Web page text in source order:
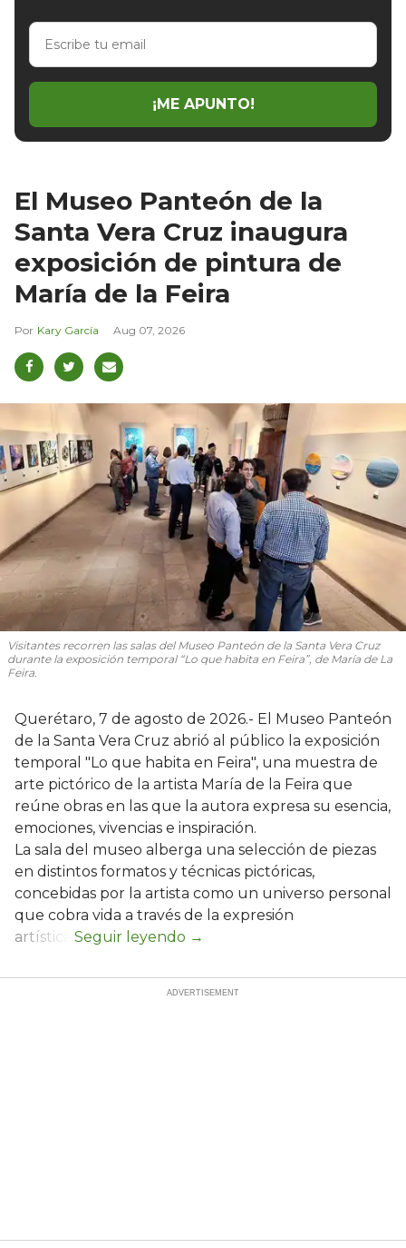
Escribe
email
¡ME APUNTO!
El Museo Panteón de la
Santa Vera Cruz inaugura
exposición de pintura de
María de la Feira
Kary García Aug 07, 2026
Visitantes recorren las salas del Museo Panteón de la Santa Vera Cruz
durante la exposición temporal “Lo que habita en Feira”, de María de La
Feira.
Querétaro, 7 de agosto de 2026.- El Museo Panteón
de la Santa Vera Cruz abrió al público la exposición
temporal "Lo que habita en Feira", una muestra de
arte pictórico de la artista María de la Feira que
reúne obras en las que la autora expresa su esencia,
emociones, vivencias e inspiración.
La sala del museo alberga una selección de piezas
en distintos formatos y técnicas pictóricas,
concebidas por la artista como un universo personal
que cobra vida a través de la expresión
artística.